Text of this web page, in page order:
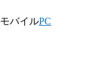
モバイルPC